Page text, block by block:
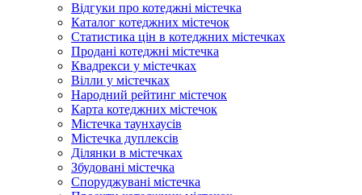
Відгуки про котеджні містечка
Каталог котеджних містечок
Статистика цін в котеджних містечках
Продані котеджні містечка
Квадрекси у містечках
Вілли у містечках
Народний рейтинг містечок
Карта котеджних містечок
Містечка таунхаусів
Містечка дуплексів
Ділянки в містечках
Збудовані містечка
Споруджувані містечка